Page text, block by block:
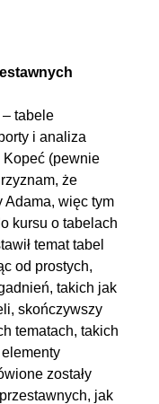
– tabele
i analiza
Kopeć (pewnie
że
Adama, więc tym
kursu o tabelach
temat tabel
od prostych,
takich jak
skończywszy
tematach, takich
zostały
jak